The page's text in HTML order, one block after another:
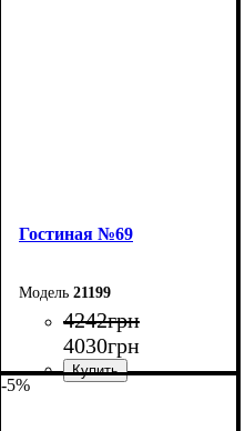
Гостиная №69
21199
4242грн
4030грн
-5%